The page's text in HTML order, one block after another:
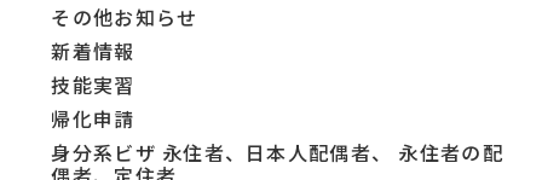
その他お知らせ
新着情報
技能実習
帰化申請
身分系ビザ 永住者、日本人配偶者、 永住者の配